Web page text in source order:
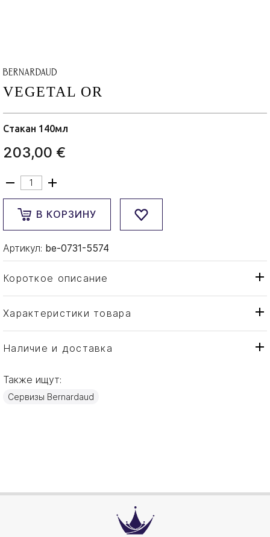
VEGETAL OR
Стакан 140мл
203,00 €
В КОРЗИНУ
Артикул: be-0731-5574
Короткое описание
Характеристики товара
Тип товара
Стакан
Бренд
Страна производителя
Материал
Наличие и доставка
Также ищут:
Сервизы Bernardaud